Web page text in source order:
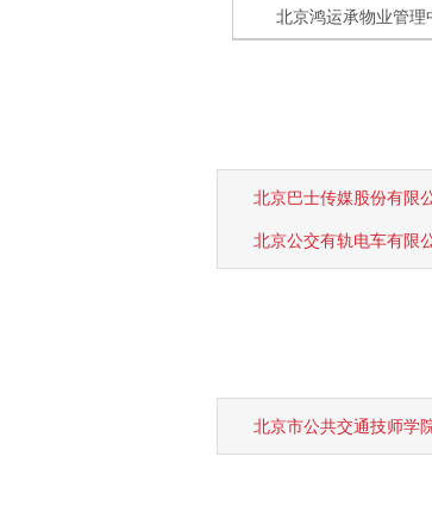
北京鸿运承物业管理
北京巴士传媒股份有限
北京公交有轨电车有限
北京市公共交通技师学